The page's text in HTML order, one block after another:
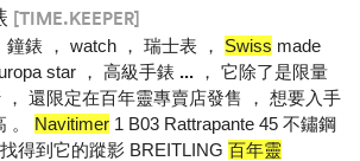
[TIME.KEEPER]
鐘錶 ， watch ， 瑞士表 ， Swiss made
star ， 高級手錶 ... ， 它除了是限量
， 還限定在百年靈專賣店發售 ， 想要入手
。 Navitimer 1 B03 Rattrapante 45 不鏽鋼
得到它的蹤影 BREITLING 百年靈